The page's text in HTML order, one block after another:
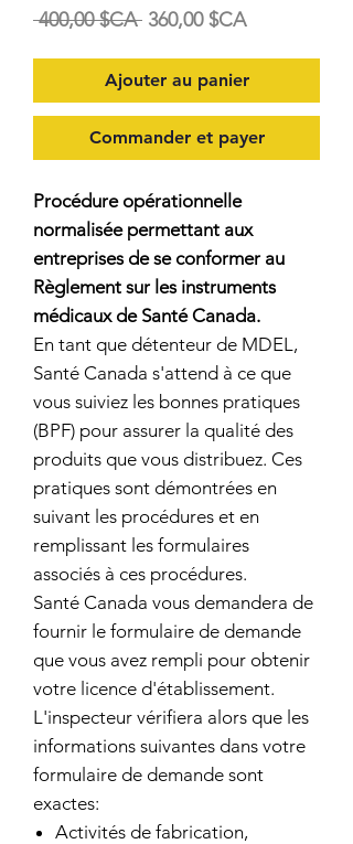
400,00 $CA Prix
360,00 $CAPrix
Ajouter au panier
Commander et payer
Procédure opérationnelle
normalisée permettant aux
entreprises de se conformer au
Règlement sur les instruments
médicaux de Santé Canada.
En tant que détenteur de MDEL,
Santé Canada s'attend à ce que
vous suiviez les bonnes pratiques
(BPF) pour assurer la qualité des
produits que vous distribuez. Ces
pratiques sont démontrées en
suivant les procédures et en
remplissant les formulaires
associés à ces procédures.
Santé Canada vous demandera de
fournir le formulaire de demande
que vous avez rempli pour obtenir
votre licence d'établissement.
L'inspecteur vérifiera alors que les
informations suivantes dans votre
formulaire de demande sont
exactes:
Activités de fabrication,